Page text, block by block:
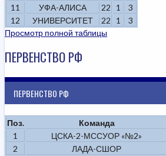
11
УФА-АЛИСА 22 1
3
12
УНИВЕРСИТЕТ 22 1
3
Просмотр полной таблицы
ПЕРВЕНСТВО РФ
ПЕРВЕНСТВО РФ
Поз. Команда
1
ЦСКА-2-МССУОР «№2»
2
ЛАДА-СШОР